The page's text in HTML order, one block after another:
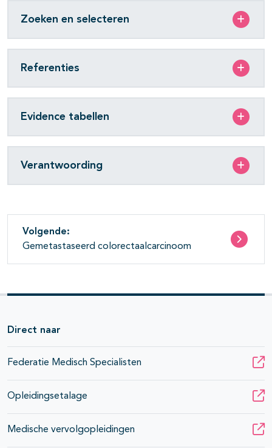
Zoeken en selecteren
Referenties
Evidence tabellen
Verantwoording
Volgende:
Gemetastaseerd colorectaalcarcinoom
Direct naar
Federatie Medisch Specialisten
Opleidingsetalage
Medische vervolgopleidingen